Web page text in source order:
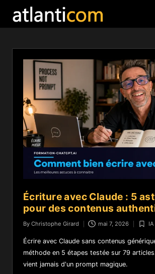
Écriture avec Claude : 5
pour des contenus
By Christophe Girard mai 7, 2026 IA
Écrire avec Claude sans contenus
méthode en 5 étapes testée sur 79
vient jamais d'un prompt magique.